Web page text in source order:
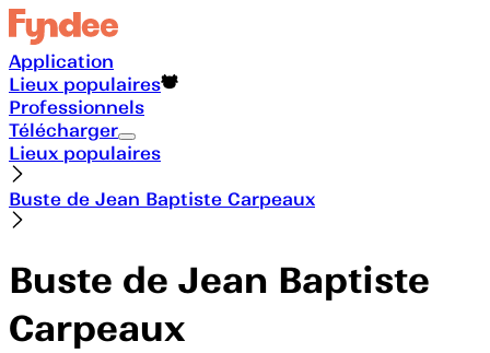
Application
Lieux populaires
Professionnels
Télécharger
Lieux populaires
Buste de Jean Baptiste Carpeaux
Buste de Jean Baptiste
Carpeaux